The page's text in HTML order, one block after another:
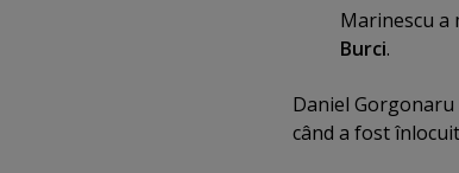
Marinescu a
Burci.
Daniel
când a fost